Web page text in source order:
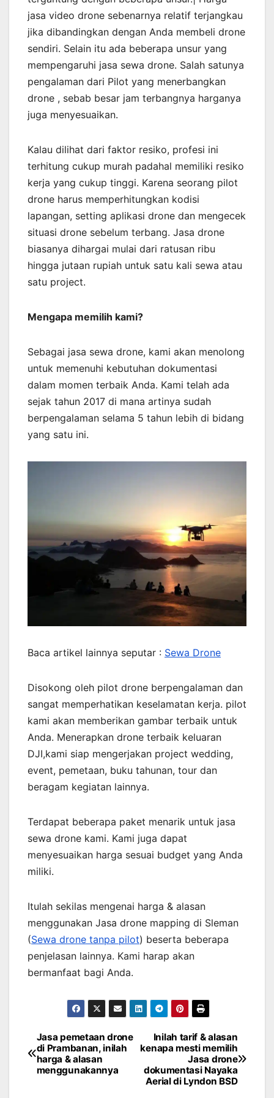
jasa video drone sebenarnya relatif terjangkau
jika dibandingkan dengan Anda membeli drone
sendiri. Selain itu ada beberapa unsur yang
mempengaruhi jasa sewa drone. Salah satunya
pengalaman dari Pilot yang menerbangkan
drone , sebab besar jam terbangnya harganya
juga menyesuaikan.
Kalau dilihat dari faktor resiko, profesi ini
terhitung cukup murah padahal memiliki resiko
kerja yang cukup tinggi. Karena seorang pilot
drone harus memperhitungkan kodisi
lapangan, setting aplikasi drone dan mengecek
situasi drone sebelum terbang. Jasa drone
biasanya dihargai mulai dari ratusan ribu
hingga jutaan rupiah untuk satu kali sewa atau
satu project.
Mengapa memilih kami?
Sebagai jasa sewa drone, kami akan menolong
untuk memenuhi kebutuhan dokumentasi
dalam momen terbaik Anda. Kami telah ada
sejak tahun 2017 di mana artinya sudah
berpengalaman selama 5 tahun lebih di bidang
yang satu ini.
Baca artikel lainnya seputar : Sewa Drone
Disokong oleh pilot drone berpengalaman dan
sangat memperhatikan keselamatan kerja. pilot
kami akan memberikan gambar terbaik untuk
Anda. Menerapkan drone terbaik keluaran
DJI,kami siap mengerjakan project wedding,
event, pemetaan, buku tahunan, tour dan
beragam kegiatan lainnya.
Terdapat beberapa paket menarik untuk jasa
sewa drone kami. Kami juga dapat
menyesuaikan harga sesuai budget yang Anda
miliki.
Itulah sekilas mengenai harga & alasan
menggunakan Jasa drone mapping di Sleman
(Sewa drone tanpa pilot) beserta beberapa
penjelasan lainnya. Kami harap akan
bermanfaat bagi Anda.
Post
navigation
Inilah tarif & alasan
kenapa mesti memilih
Jasa drone
dokumentasi Nayaka
Aerial di Lyndon BSD
Jasa pemetaan drone
di Prambanan, inilah
harga & alasan
menggunakannya